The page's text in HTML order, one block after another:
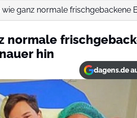
wie ganz normale frischgebackene
normale
hin
dagens.de